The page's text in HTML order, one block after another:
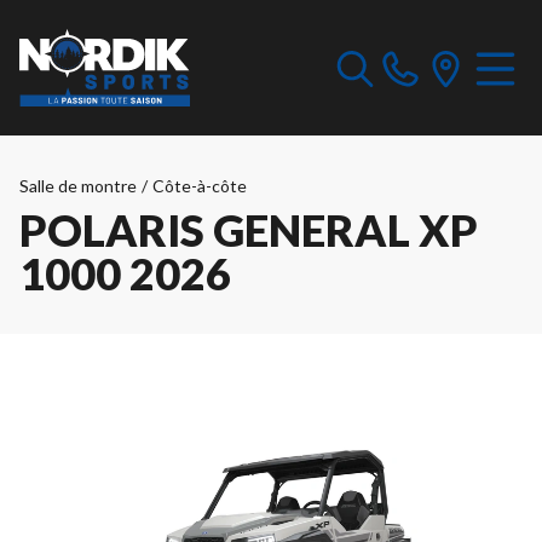
Salle de montre / Côte-à-côte
POLARIS GENERAL XP
1000 2026